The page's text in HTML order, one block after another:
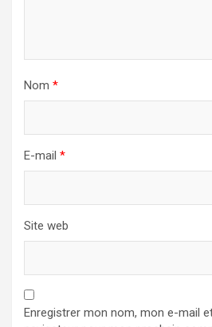
Nom *
E-mail *
Site web
Enregistrer mon nom, mon e-mail